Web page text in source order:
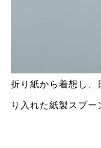
折り紙から着想し、
り入れた紙製スプー